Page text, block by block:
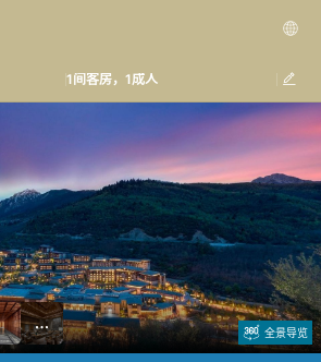
1间客房，1成人
全景导览